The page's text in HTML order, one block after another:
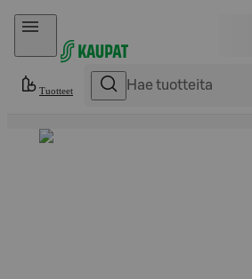
Hyppää sisältöön
Tuotteet